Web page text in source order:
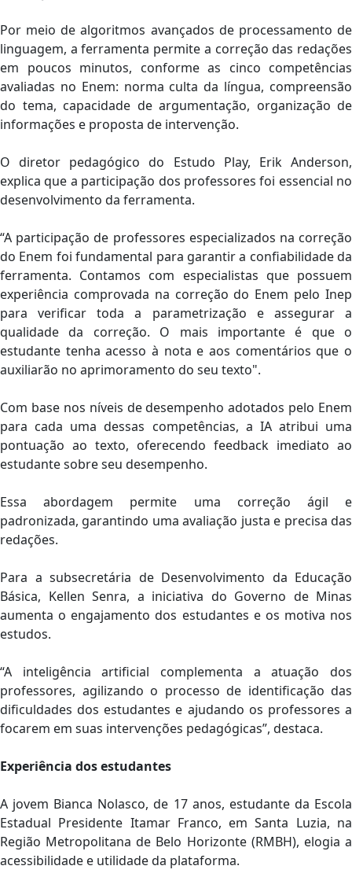
Por meio de algoritmos avançados de processamento de
linguagem, a ferramenta permite a correção das redações
em poucos minutos, conforme as cinco competências
avaliadas no Enem: norma culta da língua, compreensão
do tema, capacidade de argumentação, organização de
informações e proposta de intervenção.
O diretor pedagógico do Estudo Play, Erik Anderson,
explica que a participação dos professores foi essencial no
desenvolvimento da ferramenta.
“A participação de professores especializados na correção
do Enem foi fundamental para garantir a confiabilidade da
ferramenta. Contamos com especialistas que possuem
experiência comprovada na correção do Enem pelo Inep
para verificar toda a parametrização e assegurar a
qualidade da correção. O mais importante é que o
estudante tenha acesso à nota e aos comentários que o
auxiliarão no aprimoramento do seu texto".
Com base nos níveis de desempenho adotados pelo Enem
para cada uma dessas competências, a IA atribui uma
pontuação ao texto, oferecendo feedback imediato ao
estudante sobre seu desempenho.
Essa abordagem permite uma correção ágil e
padronizada, garantindo uma avaliação justa e precisa das
redações.
Para a subsecretária de Desenvolvimento da Educação
Básica, Kellen Senra, a iniciativa do Governo de Minas
aumenta o engajamento dos estudantes e os motiva nos
estudos.
“A inteligência artificial complementa a atuação dos
professores, agilizando o processo de identificação das
dificuldades dos estudantes e ajudando os professores a
focarem em suas intervenções pedagógicas”, destaca.
Experiência dos estudantes
A jovem Bianca Nolasco, de 17 anos, estudante da Escola
Estadual Presidente Itamar Franco, em Santa Luzia, na
Região Metropolitana de Belo Horizonte (RMBH), elogia a
acessibilidade e utilidade da plataforma.